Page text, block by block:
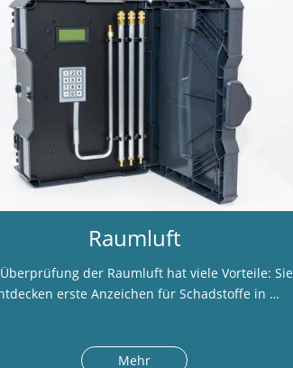
Raumluft
der Raumluft hat viele Vorteile: Sie
erste Anzeichen für Schadstoffe in …
Mehr